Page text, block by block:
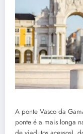
A ponte Vasco da
ponte é a mais longa